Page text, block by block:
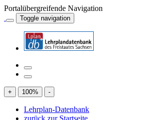
Portalübergreifende Navigation
Toggle navigation
+ 100% -
Lehrplan-Datenbank
zurück zur Startseite